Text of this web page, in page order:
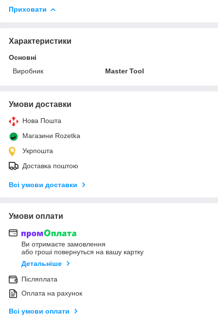
Приховати
Характеристики
Основні
Виробник
Master Tool
Умови доставки
Нова Пошта
Магазини Rozetka
Укрпошта
Доставка поштою
Всі умови доставки
Умови оплати
Ви отримаєте замовлення
або гроші повернуться на вашу картку
Детальніше
Післяплата
Оплата на рахунок
Всі умови оплати